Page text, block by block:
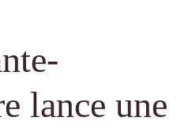
lance une